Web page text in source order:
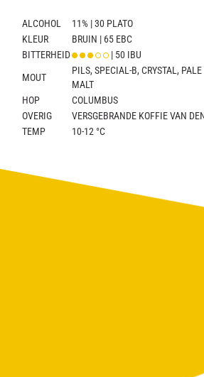
ALCOHOL
11% | 30 PLATO
KLEUR
BRUIN | 65 EBC
BITTERHEID
| 50 IBU
MOUT
PILS, SPECIAL-B, CRYSTAL,
MALT
HOP
COLUMBUS
OVERIG
VERSGEBRANDE KOFFIE VAN
TEMP
10-12 °C